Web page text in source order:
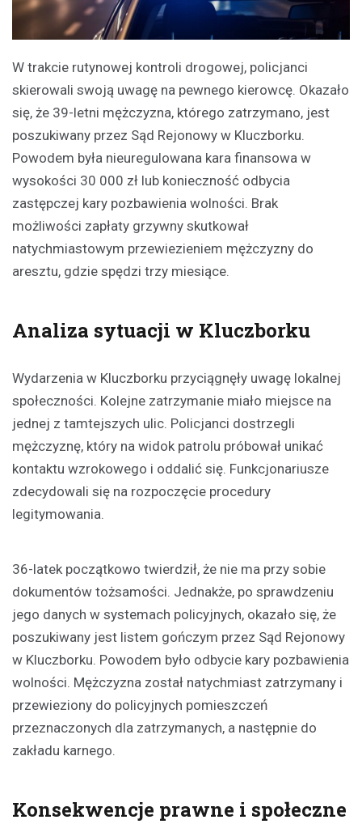
W trakcie rutynowej kontroli drogowej, policjanci
skierowali swoją uwagę na pewnego kierowcę. Okazało
się, że 39-letni mężczyzna, którego zatrzymano, jest
poszukiwany przez Sąd Rejonowy w Kluczborku.
Powodem była nieuregulowana kara finansowa w
wysokości 30 000 zł lub konieczność odbycia
zastępczej kary pozbawienia wolności. Brak
możliwości zapłaty grzywny skutkował
natychmiastowym przewiezieniem mężczyzny do
aresztu, gdzie spędzi trzy miesiące.
Analiza sytuacji w Kluczborku
Wydarzenia w Kluczborku przyciągnęły uwagę lokalnej
społeczności. Kolejne zatrzymanie miało miejsce na
jednej z tamtejszych ulic. Policjanci dostrzegli
mężczyznę, który na widok patrolu próbował unikać
kontaktu wzrokowego i oddalić się. Funkcjonariusze
zdecydowali się na rozpoczęcie procedury
legitymowania.
36-latek początkowo twierdził, że nie ma przy sobie
dokumentów tożsamości. Jednakże, po sprawdzeniu
jego danych w systemach policyjnych, okazało się, że
poszukiwany jest listem gończym przez Sąd Rejonowy
w Kluczborku. Powodem było odbycie kary pozbawienia
wolności. Mężczyzna został natychmiast zatrzymany i
przewieziony do policyjnych pomieszczeń
przeznaczonych dla zatrzymanych, a następnie do
zakładu karnego.
Konsekwencje prawne i społeczne